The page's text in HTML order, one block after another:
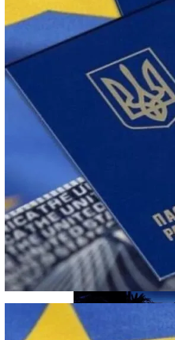
Развенчан
Рыбы
Назван Способ
Организм После
В Свободе
На Выборах В Раду
Названы
Которых Чаще
Скорость